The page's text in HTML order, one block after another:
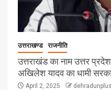
उत्तराखण्ड राजनीति
उत्तराखंड का नाम उत्तर
अखिलेश यादव का धामी
April 2, 2025 dehradunplus